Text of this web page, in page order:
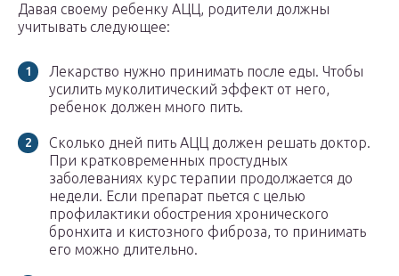
Давая своему ребенку АЦЦ, родители должны
учитывать следующее:
Лекарство нужно принимать после еды. Чтобы
усилить муколитический эффект от него,
ребенок должен много пить.
Сколько дней пить АЦЦ должен решать доктор.
При кратковременных простудных
заболеваниях курс терапии продолжается до
недели. Если препарат пьется с целью
профилактики обострения хронического
бронхита и кистозного фиброза, то принимать
его можно длительно.